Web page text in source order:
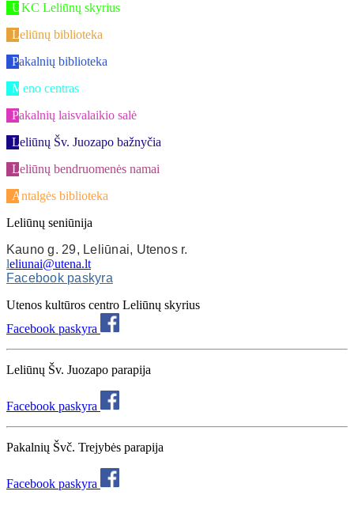
UKC Leliūnų skyrius
Leliūnų biblioteka
Pakalnių biblioteka
Meno centras
Pakalnių laisvalaikio salė
Leliūnų Šv. Juozapo bažnyčia
Leliūnų bendruomenės namai
Antalgės biblioteka
Leliūnų seniūnija
Kauno g. 29, Leliūnai, Utenos r.
leliunai@utena.lt
Facebook paskyra
Utenos kultūros centro Leliūnų skyrius
Facebook paskyra
Leliūnų Šv. Juozapo parapija
Facebook paskyra
Pakalnių Švč. Trejybės parapija
Facebook paskyra